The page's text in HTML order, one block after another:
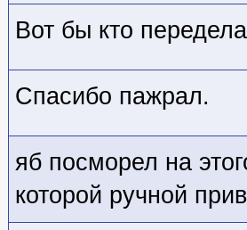
Вот бы кто
Спасибо пажрал.
яб посморел на
которой ручной